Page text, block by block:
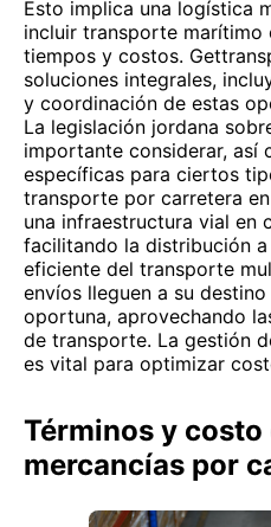
Esto implica una logística
incluir transporte
tiempos y costos.
soluciones integrales,
y coordinación de estas
La legislación jordana
importante considerar, así
específicas para ciertos
transporte por carretera
una infraestructura vial en
facilitando la distribución a
eficiente del transporte
envíos lleguen a su
oportuna, aprovechando
de transporte. La gestión
es vital para optimizar
Términos y
mercancías por